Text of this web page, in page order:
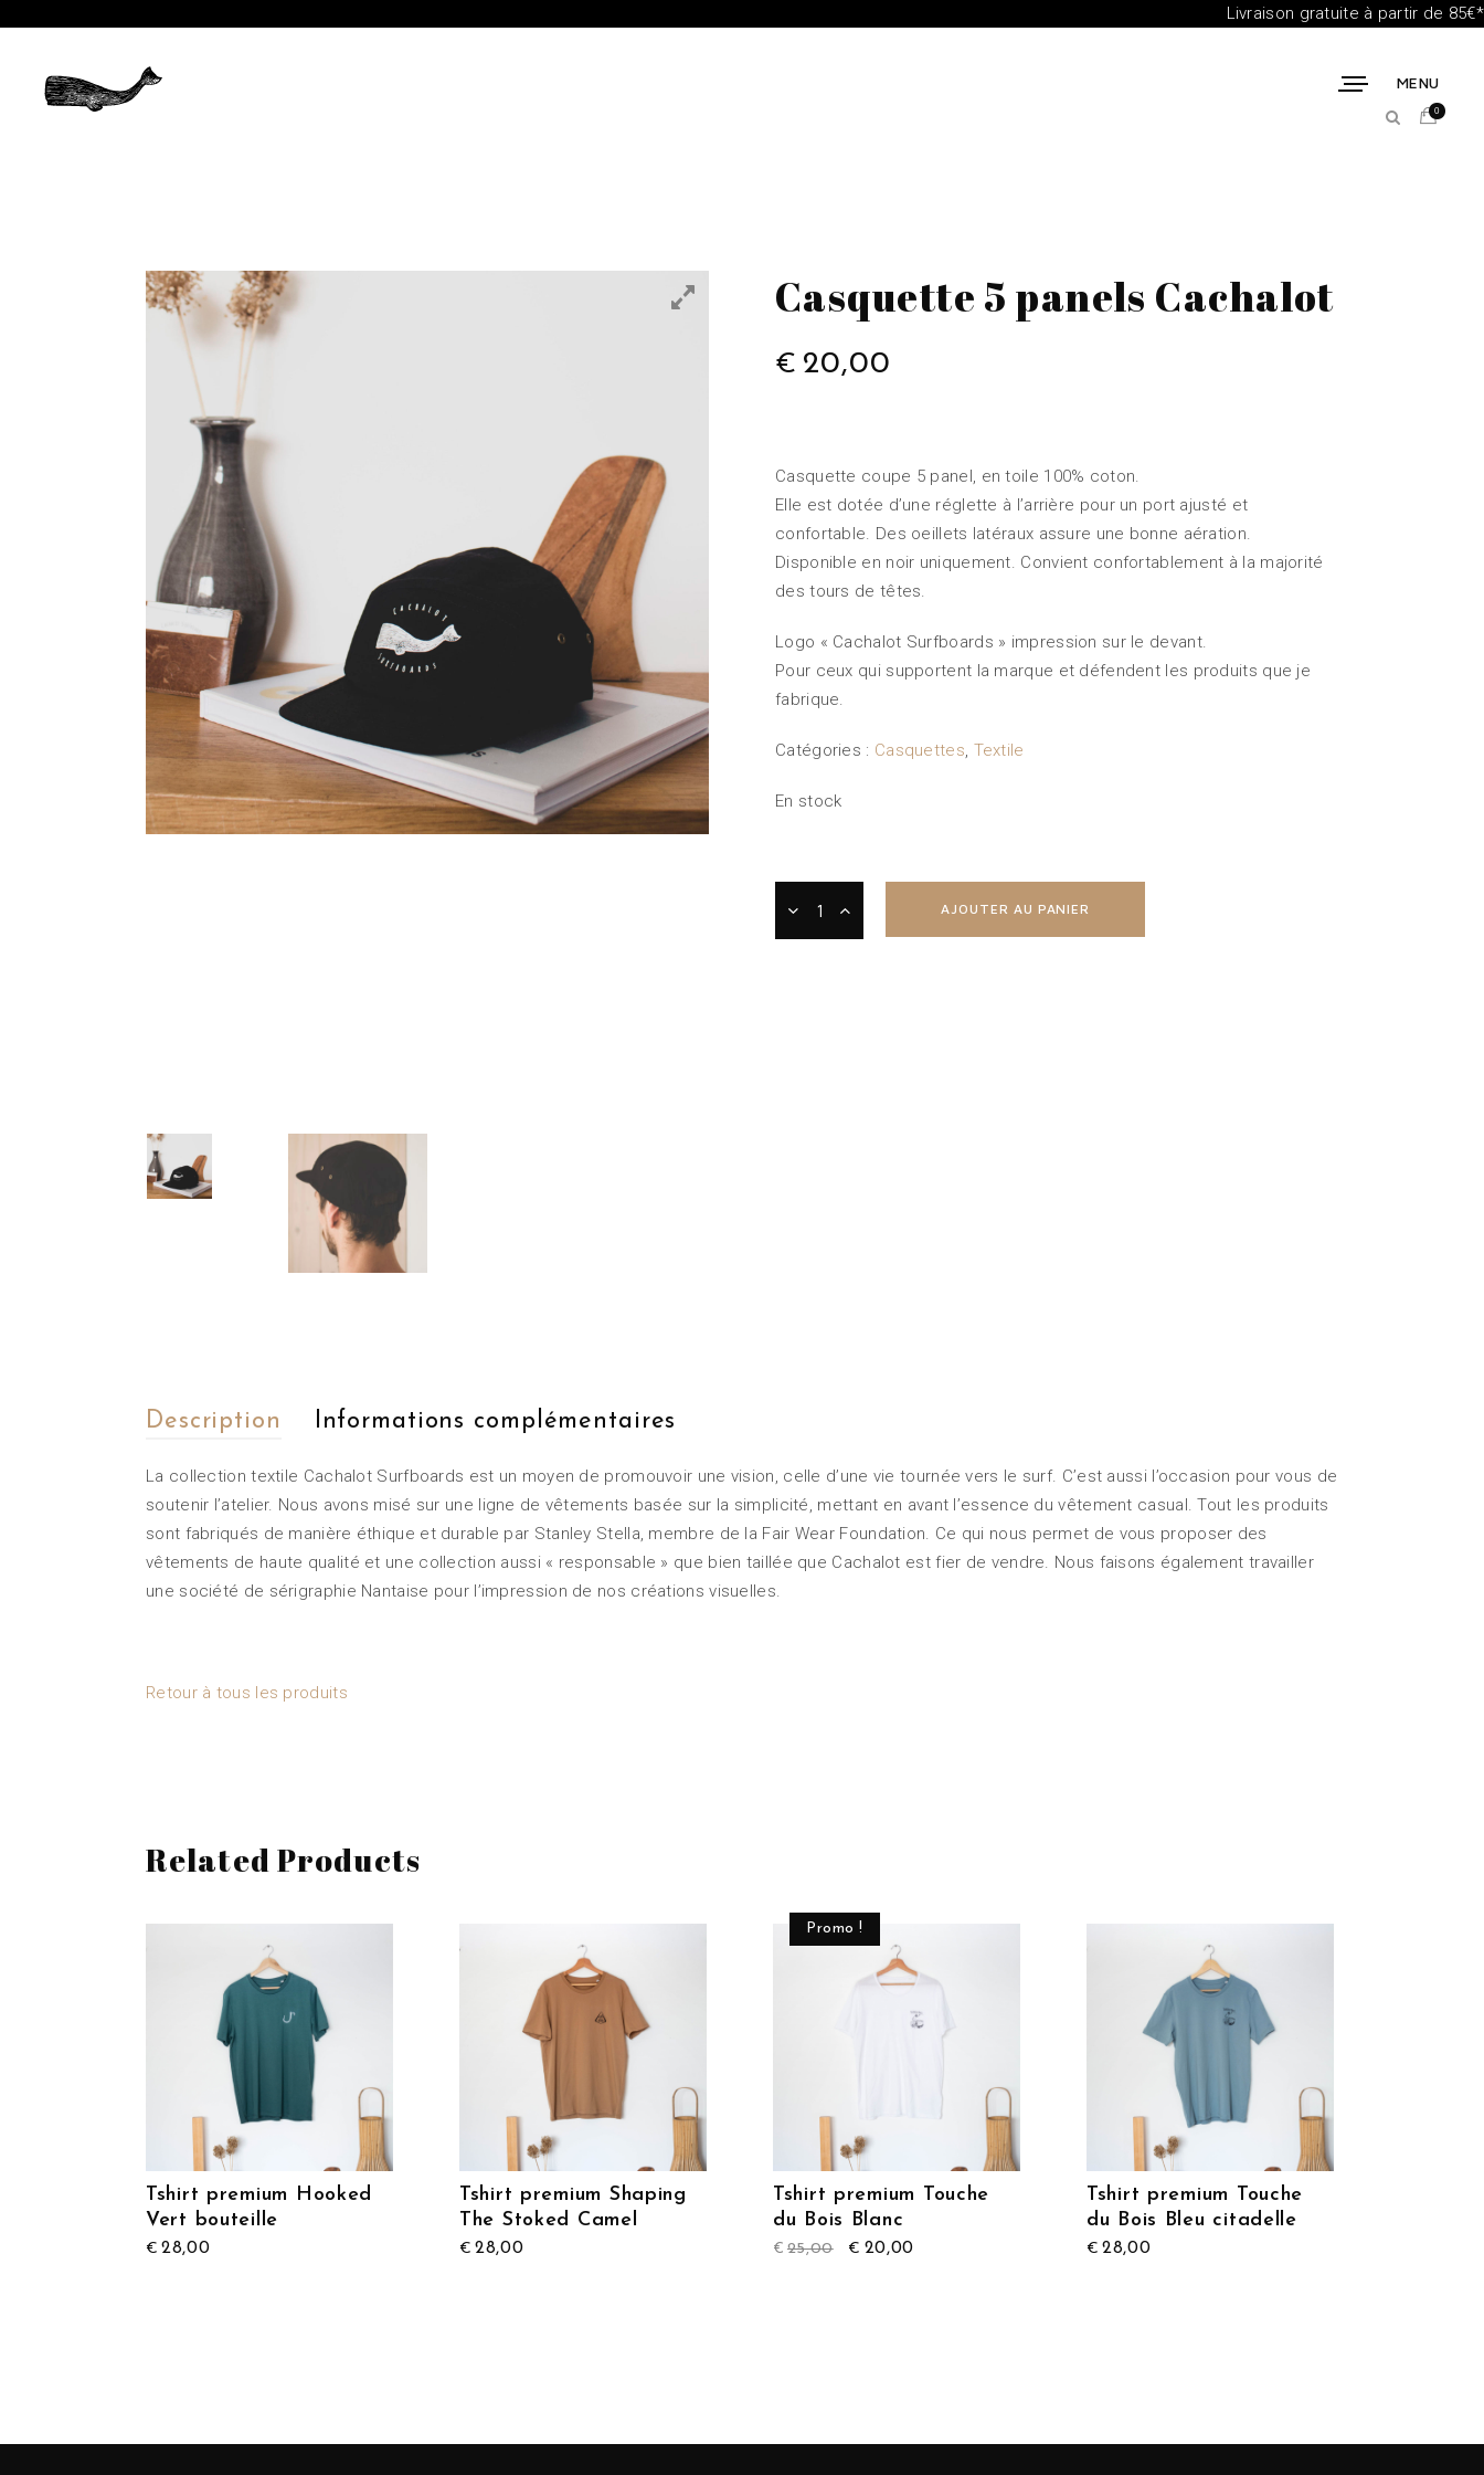
Livraison gratuite à partir de 85€*
MENU
0
Casquette 5 panels Cachalot
€ 20,00
Casquette coupe 5 panel, en toile 100% coton.
Elle est dotée d’une réglette à l’arrière pour un port ajusté et
confortable. Des oeillets latéraux assure une bonne aération.
Disponible en noir uniquement. Convient confortablement à la majorité
des tours de têtes.
Logo « Cachalot Surfboards » impression sur le devant.
Pour ceux qui supportent la marque et défendent les produits que je
fabrique.
Catégories : Casquettes, Textile
En stock
AJOUTER AU PANIER
Description Informations complémentaires
La collection textile Cachalot Surfboards est un moyen de promouvoir une vision, celle d’une vie tournée vers le surf. C’est aussi l’occasion pour vous de
soutenir l’atelier. Nous avons misé sur une ligne de vêtements basée sur la simplicité, mettant en avant l’essence du vêtement casual. Tout les produits
sont fabriqués de manière éthique et durable par Stanley Stella, membre de la Fair Wear Foundation. Ce qui nous permet de vous proposer des
vêtements de haute qualité et une collection aussi « responsable » que bien taillée que Cachalot est fier de vendre. Nous faisons également travailler
une société de sérigraphie Nantaise pour l’impression de nos créations visuelles.
Retour à tous les produits
Related Products
Tshirt premium Hooked
Vert bouteille
€ 28,00
Tshirt premium Shaping
The Stoked Camel
€ 28,00
Promo !
Tshirt premium Touche
du Bois Blanc
€ 25,00 € 20,00
Tshirt premium Touche
du Bois Bleu citadelle
€ 28,00